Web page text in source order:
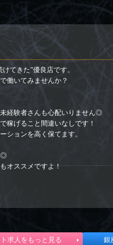
てきた”優良店です。
働いてみませんか？
経験者さんも心配いりません◎
稼げること間違いなしです！
ションを高く保てます。
◎
オススメですよ！
求人をもっと見る 銀